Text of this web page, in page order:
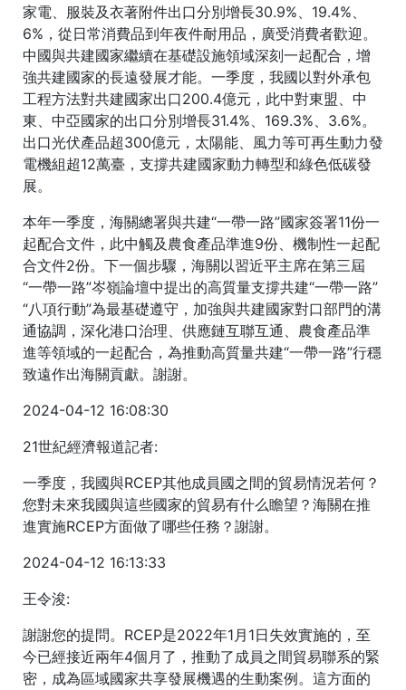
家電、服裝及衣著附件出口分別增長30.9%、19.4%、
6%，從日常消費品到年夜件耐用品，廣受消費者歡迎。
中國與共建國家繼續在基礎設施領域深刻一起配合，增
強共建國家的長遠發展才能。一季度，我國以對外承包
工程方法對共建國家出口200.4億元，此中對東盟、中
東、中亞國家的出口分別增長31.4%、169.3%、3.6%。
出口光伏產品超300億元，太陽能、風力等可再生動力發
電機組超12萬臺，支撐共建國家動力轉型和綠色低碳發
展。
本年一季度，海關總署與共建“一帶一路”國家簽署11份一
起配合文件，此中觸及農食產品準進9份、機制性一起配
合文件2份。下一個步驟，海關以習近平主席在第三屆
“一帶一路”岑嶺論壇中提出的高質量支撐共建“一帶一路”
“八項行動”為最基礎遵守，加強與共建國家對口部門的溝
通協調，深化港口治理、供應鏈互聯互通、農食產品準
進等領域的一起配合，為推動高質量共建“一帶一路”行穩
致遠作出海關貢獻。謝謝。
2024-04-12 16:08:30
21世紀經濟報道記者:
一季度，我國與RCEP其他成員國之間的貿易情況若何？
您對未來我國與這些國家的貿易有什么瞻望？海關在推
進實施RCEP方面做了哪些任務？謝謝。
2024-04-12 16:13:33
王令浚:
謝謝您的提問。RCEP是2022年1月1日失效實施的，至
今已經接近兩年4個月了，推動了成員之間貿易聯系的緊
密，成為區域國家共享發展機遇的生動案例。這方面的